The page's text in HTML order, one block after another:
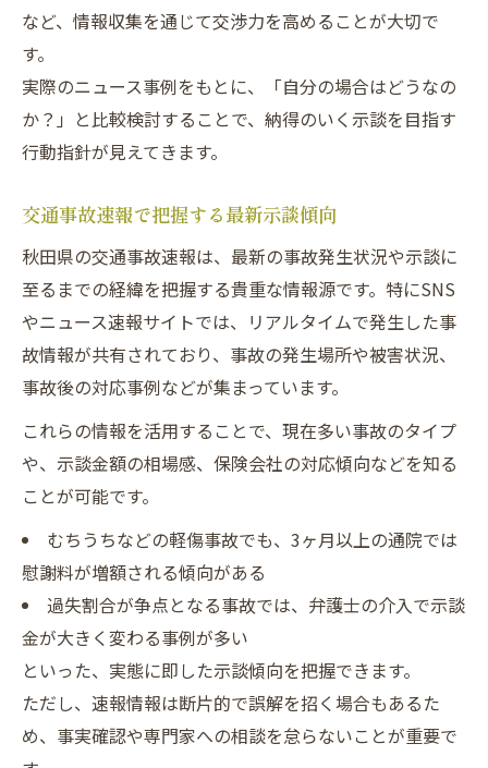
など、情報収集を通じて交渉力を高めることが大切で
す。
実際のニュース事例をもとに、「自分の場合はどうなの
か？」と比較検討することで、納得のいく示談を目指す
行動指針が見えてきます。
交通事故速報で把握する最新示談傾向
秋田県の交通事故速報は、最新の事故発生状況や示談に
至るまでの経緯を把握する貴重な情報源です。特にSNS
やニュース速報サイトでは、リアルタイムで発生した事
故情報が共有されており、事故の発生場所や被害状況、
事故後の対応事例などが集まっています。
これらの情報を活用することで、現在多い事故のタイプ
や、示談金額の相場感、保険会社の対応傾向などを知る
ことが可能です。
むちうちなどの軽傷事故でも、3ヶ月以上の通院では
慰謝料が増額される傾向がある
過失割合が争点となる事故では、弁護士の介入で示談
金が大きく変わる事例が多い
といった、実態に即した示談傾向を把握できます。
ただし、速報情報は断片的で誤解を招く場合もあるた
め、事実確認や専門家への相談を怠らないことが重要で